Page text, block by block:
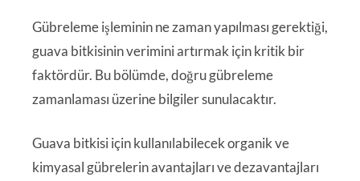
Gübreleme işleminin ne zaman yapılması gerektiği,
guava bitkisinin verimini artırmak için kritik bir
faktördür. Bu bölümde, doğru gübreleme
zamanlaması üzerine bilgiler sunulacaktır.
Guava bitkisi için kullanılabilecek organik ve
kimyasal gübrelerin avantajları ve dezavantajları